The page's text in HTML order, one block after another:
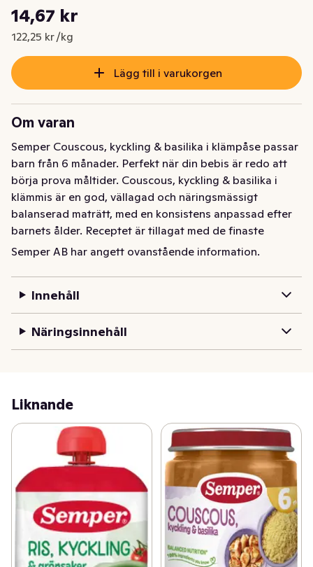
Nuvarande pris är: 14,67 kr
14,67 kr
122,25 kr /kg
Styckpris: 122,25 kr /kg
Lägg till i varukorgen
Om varan
Semper Couscous, kyckling & basilika i klämpåse passar
barn från 6 månader. Perfekt när din bebis är redo att
börja prova måltider. Couscous, kyckling & basilika i
klämmis är en god, vällagad och näringsmässigt
balanserad maträtt, med en konsistens anpassad efter
barnets ålder. Receptet är tillagat med de finaste
råvaror som går att få tag på. Innehåller bara
Semper kan du känna dig trygg i att du alltid får en
barnmat med noga utvalda råvaror av högsta kvalitet.
Receptet följer både WHO:s näringsrekommendationer
och Nordiska näringsrekommendationer för mat till
barn från 6 månader.
Semper AB har angett ovanstående information.
Innehåll
Näringsinnehåll
Liknande